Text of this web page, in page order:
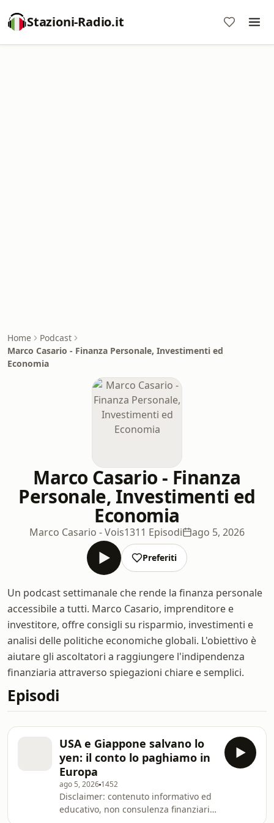
Stazioni-Radio.it
Home
Podcast
Marco Casario - Finanza Personale, Investimenti ed
Economia
Marco Casario - Finanza
Personale, Investimenti ed
Economia
Marco Casario - Vois1311 Episodi ago 5, 2026
Preferiti
Un podcast settimanale che rende la finanza personale
accessibile a tutti. Marco Casario, imprenditore e
investitore, offre consigli su risparmio, investimenti e
analisi delle politiche economiche globali. L'obiettivo è
aiutare gli ascoltatori a raggiungere l'indipendenza
finanziaria attraverso spiegazioni chiare e semplici.
Episodi
USA e Giappone salvano lo
yen: il conto lo paghiamo in
Europa
ago 5, 2026 1452
Disclaimer: contenuto informativo ed
educativo, non consulenza finanziaria